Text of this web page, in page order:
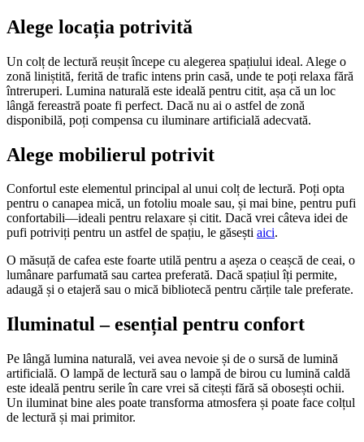
Alege locația potrivită
Un colț de lectură reușit începe cu alegerea spațiului ideal. Alege o
zonă liniștită, ferită de trafic intens prin casă, unde te poți relaxa fără
întreruperi. Lumina naturală este ideală pentru citit, așa că un loc
lângă fereastră poate fi perfect. Dacă nu ai o astfel de zonă
disponibilă, poți compensa cu iluminare artificială adecvată.
Alege mobilierul potrivit
Confortul este elementul principal al unui colț de lectură. Poți opta
pentru o canapea mică, un fotoliu moale sau, și mai bine, pentru pufi
confortabili—ideali pentru relaxare și citit. Dacă vrei câteva idei de
pufi potriviți pentru un astfel de spațiu, le găsești aici.
O măsuță de cafea este foarte utilă pentru a așeza o ceașcă de ceai, o
lumânare parfumată sau cartea preferată. Dacă spațiul îți permite,
adaugă și o etajeră sau o mică bibliotecă pentru cărțile tale preferate.
Iluminatul – esențial pentru confort
Pe lângă lumina naturală, vei avea nevoie și de o sursă de lumină
artificială. O lampă de lectură sau o lampă de birou cu lumină caldă
este ideală pentru serile în care vrei să citești fără să obosești ochii.
Un iluminat bine ales poate transforma atmosfera și poate face colțul
de lectură și mai primitor.